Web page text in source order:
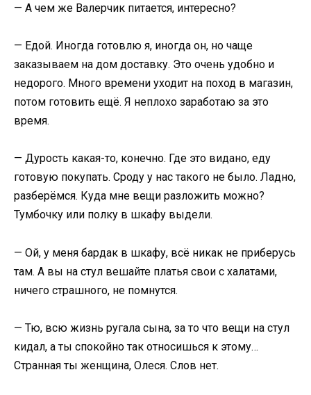
— А чем же Валерчик питается, интересно?
— Едой. Иногда готовлю я, иногда он, но чаще
заказываем на дом доставку. Это очень удобно и
недорого. Много времени уходит на поход в магазин,
потом готовить ещё. Я неплохо заработаю за это
время.
— Дурость какая-то, конечно. Где это видано, еду
готовую покупать. Сроду у нас такого не было. Ладно,
разберёмся. Куда мне вещи разложить можно?
Тумбочку или полку в шкафу выдели.
— Ой, у меня бардак в шкафу, всё никак не приберусь
там. А вы на стул вешайте платья свои с халатами,
ничего страшного, не помнутся.
— Тю, всю жизнь ругала сына, за то что вещи на стул
кидал, а ты спокойно так относишься к этому…
Странная ты женщина, Олеся. Слов нет.